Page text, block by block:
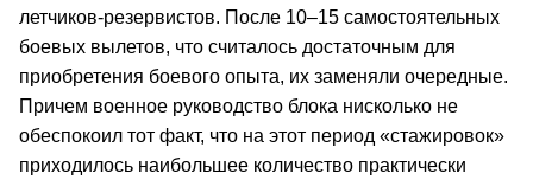
летчиков-резервистов. После 10–15 самостоятельных
боевых вылетов, что считалось достаточным для
приобретения боевого опыта, их заменяли очередные.
Причем военное руководство блока нисколько не
обеспокоил тот факт, что на этот период «стажировок»
приходилось наибольшее количество практически